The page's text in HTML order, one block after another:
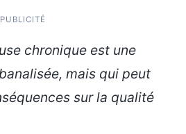
PUBLICITÉ
chronique est une
mais qui peut
sur la qualité